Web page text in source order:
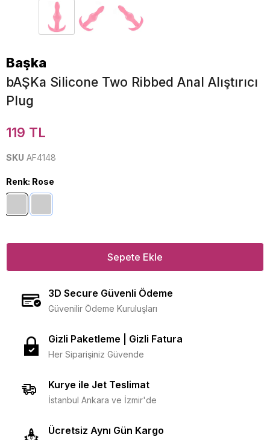
Başka
bAŞKa Silicone Two Ribbed Anal Alıştırıcı
Plug
119 TL
SKU AF4148
Renk: Rose
Sepete Ekle
3D Secure Güvenli Ödeme
Güvenilir Ödeme Kuruluşları
Gizli Paketleme | Gizli Fatura
Her Siparişiniz Güvende
Kurye ile Jet Teslimat
İstanbul Ankara ve İzmir'de
Ücretsiz Aynı Gün Kargo